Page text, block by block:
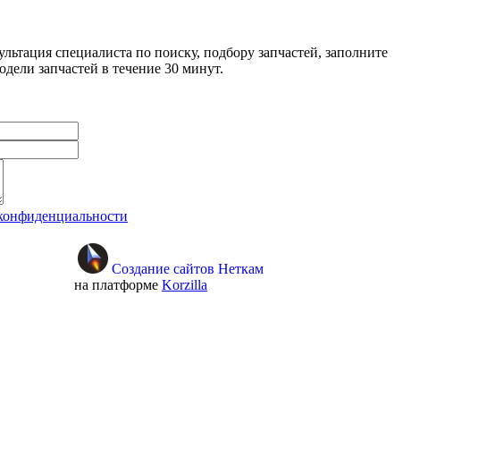
специалиста по поиску, подбору запчастей, заполните
запчастей в течение 30 минут.
Создание сайтов Неткам
на платформе Korzilla